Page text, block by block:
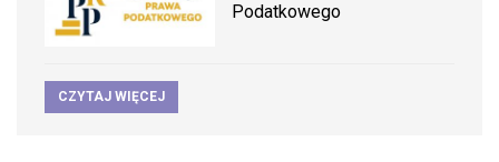
Podatkowego
CZYTAJ WIĘCEJ